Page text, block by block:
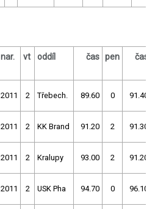
nar. vt oddíl čas pen čas
2011 2 Třebech. 89.60 0 91.40
2011 2 KK Brand 91.20 2 91.30
2011 2 Kralupy 93.00 2 91.20
2011 2 USK Pha 94.70 0 96.10